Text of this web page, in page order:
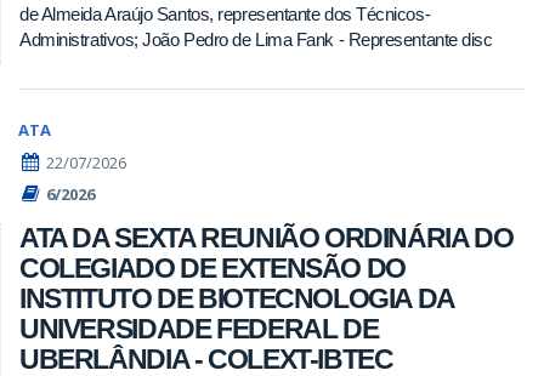
de Almeida Araújo Santos, representante dos Técnicos-
Administrativos; João Pedro de Lima Fank - Representante disc
ATA
22/07/2026
6/2026
ATA DA SEXTA REUNIÃO ORDINÁRIA DO
COLEGIADO DE EXTENSÃO DO
INSTITUTO DE BIOTECNOLOGIA DA
UNIVERSIDADE FEDERAL DE
UBERLÂNDIA - COLEXT-IBTEC